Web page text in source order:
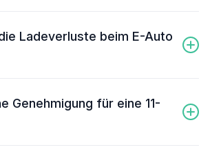
ist nicht für die Dauerlast
Brandgefahr.
Ladeverluste beim E-Auto
An der Haushaltssteckdose
die langsame Übertragung und den
Genehmigung für eine 11-